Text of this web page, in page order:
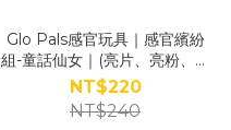
Glo Pals感官玩具｜感官繽紛
組-童話仙女｜(亮片、亮粉、主
題小物)
NT$220
NT$240